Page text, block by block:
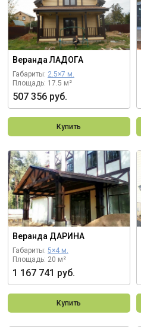
Веранда ЛАДОГА
Габариты: 2.5×7 м.
Площадь: 17.5 м²
507 356 руб.
Купить
Веранда ДАРИНА
Габариты: 5×4 м.
Площадь: 20 м²
1 167 741 руб.
Купить